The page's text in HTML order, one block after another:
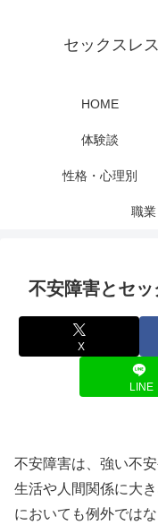
セックスレ
HOME
体験談
性格・心理別
職
不安障害とセ
X
LINE
不安障害は、強い不
生活や人間関係に大
においても例外では